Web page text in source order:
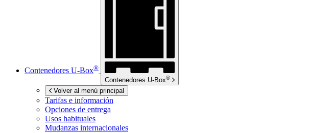
Contenedores U-Box®
Contenedores U-Box®
Volver al menú principal
Tarifas e información
Opciones de entrega
Usos habituales
Mudanzas internacionales